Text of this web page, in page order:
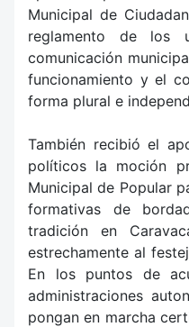
Municipal de
reglamento de los
comunicación
funcionamiento y el
forma plural e
También recibió el
políticos la moción
Municipal de Popular
formativas de
tradición en
estrechamente al
En los puntos de
administraciones
pongan en marcha